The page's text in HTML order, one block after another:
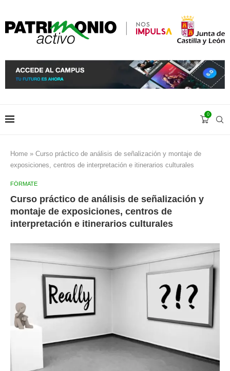
0
Home » Curso práctico de análisis de señalización y montaje de
exposiciones, centros de interpretación e itinerarios culturales
FÓRMATE
Curso práctico de análisis de señalización y
montaje de exposiciones, centros de
interpretación e itinerarios culturales